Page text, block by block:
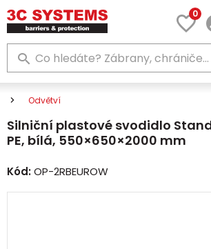
0
Odvětví
Silniční plastové svodidlo
PE, bílá, 550×650×2000 mm
Kód:OP-2RBEUROW